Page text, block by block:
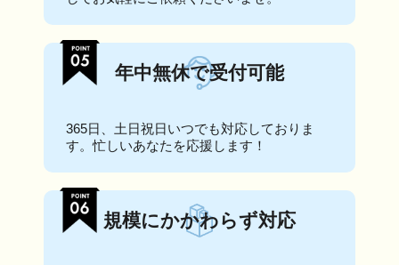
年中無休で受付可能
365日、土日祝日いつでも対応しておりま
す。忙しいあなたを応援します！
規模にかかわらず対応